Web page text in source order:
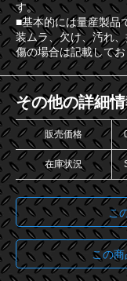
す。
■基本的には量産製品
装ムラ、欠け、汚れ
傷の場合は記載して
その他の詳細
販売価格
在庫状況
こ
この